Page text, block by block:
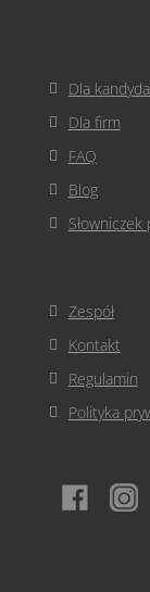
Dla
Dla firm
FAQ
Blog
Słowniczek
Zespół
Kontakt
Regulamin
Polityka